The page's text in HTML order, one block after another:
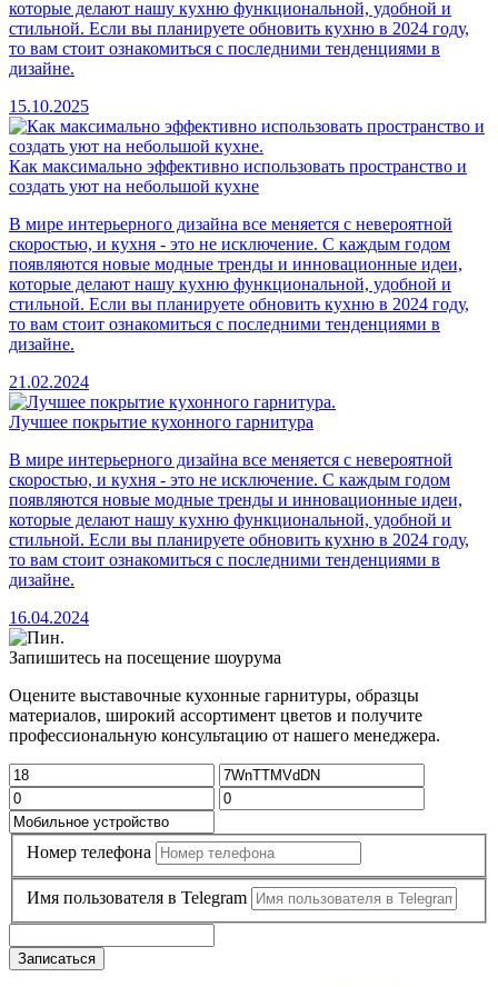
которые делают нашу кухню функциональной, удобной и
стильной. Если вы планируете обновить кухню в 2024 году,
то вам стоит ознакомиться с последними тенденциями в
дизайне.
15.10.2025
Как максимально эффективно использовать пространство и
создать уют на небольшой кухне
В мире интерьерного дизайна все меняется с невероятной
скоростью, и кухня - это не исключение. С каждым годом
появляются новые модные тренды и инновационные идеи,
которые делают нашу кухню функциональной, удобной и
стильной. Если вы планируете обновить кухню в 2024 году,
то вам стоит ознакомиться с последними тенденциями в
дизайне.
21.02.2024
Лучшее покрытие кухонного гарнитура
В мире интерьерного дизайна все меняется с невероятной
скоростью, и кухня - это не исключение. С каждым годом
появляются новые модные тренды и инновационные идеи,
которые делают нашу кухню функциональной, удобной и
стильной. Если вы планируете обновить кухню в 2024 году,
то вам стоит ознакомиться с последними тенденциями в
дизайне.
16.04.2024
Запишитесь на посещение шоурума
Оцените выставочные кухонные гарнитуры, образцы
материалов, широкий ассортимент цветов и получите
профессиональную консультацию от нашего менеджера.
Номер телефона
Имя пользователя в Telegram
Записаться